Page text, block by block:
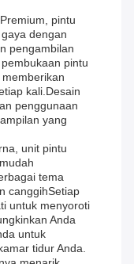
pintu
dengan
pengambilan
pintu
kali.Desain
penggunaan
yang
unit pintu
tema
canggihSetiap
untuk menyoroti
Anda
untuk
tidur Anda.